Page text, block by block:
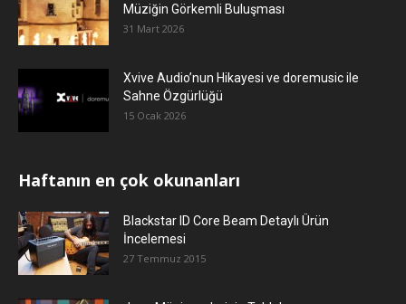
Müziğin Görkemli Buluşması
31 Mart 2026
Xvive Audio’nun Hikayesi ve doremusic ile
Sahne Özgürlüğü
15 Ocak 2026
Haftanın en çok okunanları
Blackstar ID Core Beam Detaylı Ürün
İncelemesi
27 Temmuz 2015